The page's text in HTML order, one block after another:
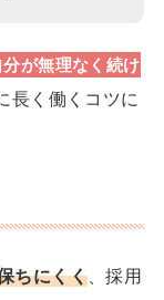
分が無理なく続け
長く働くコツに
ちにくく、採用